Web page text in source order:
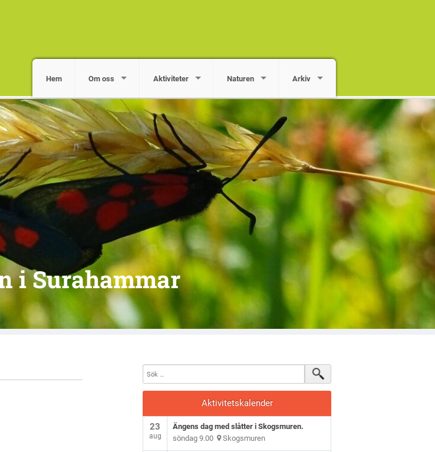
Hem Om oss Aktiviteter Naturen Arkiv
i Surahammar
Aktivitetskalender
23
aug
Ängens dag med slåtter i Skogsmuren.
söndag 9.00 Skogsmuren